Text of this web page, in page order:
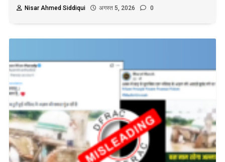
Nisar Ahmed Siddiqui अगस्त 5, 2026 0